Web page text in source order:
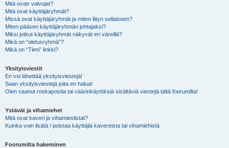
Mitä ovatr valvojat?
Mitä ovat käyttäjäryhmät?
Missä ovat käyttäjäryhmät ja miten liityn sellaiseen?
Miten pääsen käyttäjäryhmän johtajaksi?
Miksi jotkut käyttäjäryhmät näkyvät eri väreillä?
Mikä on “oletusryhmä”?
Mikä on “Tiimi” linkki?
Yksityisviestit
En voi lähettää yksityisviestejä!
Saan yksityisviestejä joita en halua!
Olen saanut roskapostia tai väärinkäytöksiä sisältäviä viestejä tältä foorumilta!
Ystävät ja vihamiehet
Mitä ovat kaveri ja vihamieslistat?
Kuinka voin lisätä / poistaa käyttäjiä kavereista tai vihamiehistä
Foorumilta hakeminen